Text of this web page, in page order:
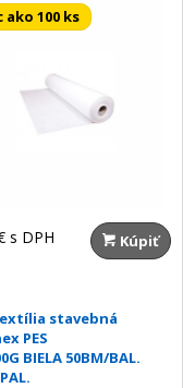
ako 100 ks
s DPH Kúpiť
stavebná
PES
BIELA 50BM/BAL.